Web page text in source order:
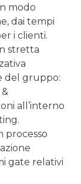
modo
dai tempi
i clienti.
stretta
del gruppo:
all’interno
processo
gate relativi